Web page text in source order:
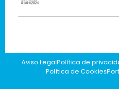
Aviso LegalPolítica de
Política de Cookies